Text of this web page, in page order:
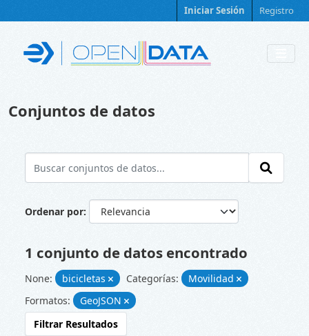
Iniciar Sesión Registro
Conjuntos de datos
Ordenar por
1 conjunto de datos encontrado
None: bicicletas Categorías:
Movilidad
Formatos:
GeoJSON
Filtrar Resultados